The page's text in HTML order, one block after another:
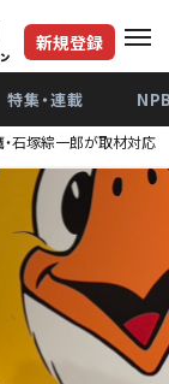
新規登録
特集・連載
・石塚綜一郎が取材対応